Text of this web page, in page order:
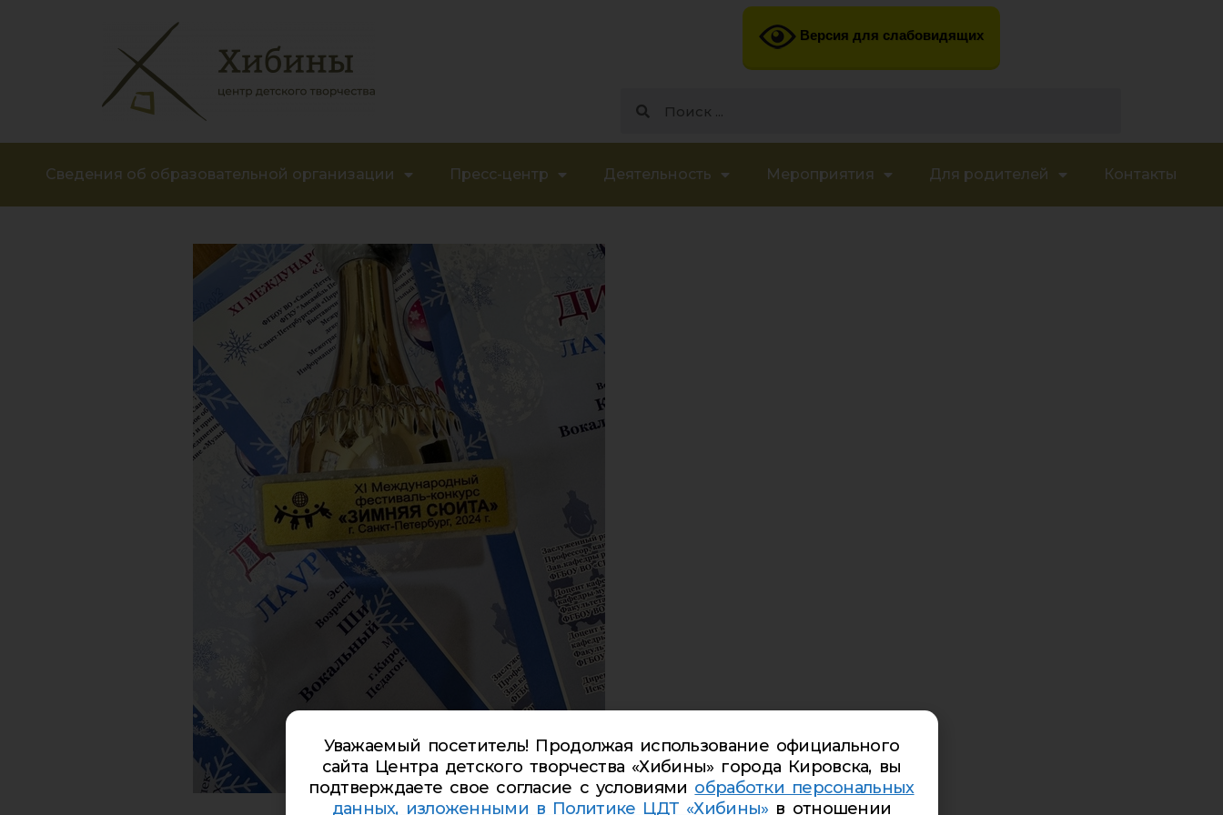
Версия для слабовидящих
Сведения об образовательной организации Пресс-центр Деятельность Мероприятия Для родителей Контакты
Уважаемый посетитель! Продолжая использование официального
сайта Центра детского творчества «Хибины» города Кировска, вы
подтверждаете свое согласие с условиями обработки персональных
данных, изложенными в Политике ЦДТ «Хибины» в отношении